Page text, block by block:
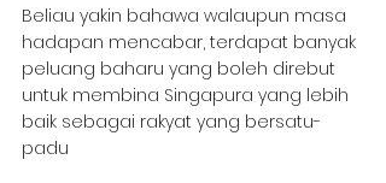
Beliau yakin bahawa walaupun masa
hadapan mencabar, terdapat banyak
peluang baharu yang boleh direbut
untuk membina Singapura yang lebih
baik sebagai rakyat yang bersatu-
padu